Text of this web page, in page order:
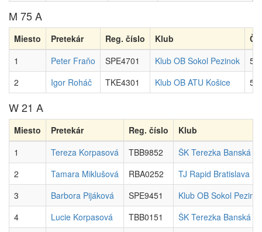
M 75 A
Miesto Pretekár Reg. číslo Klub
1
Peter Fraňo SPE4701 Klub OB Sokol Pezinok
2
Igor Roháč TKE4301 Klub OB ATU Košice
W 21 A
Miesto Pretekár Reg. číslo
Klub
1
Tereza Korpasová TBB9852
ŠK Terezka Banská
2
Tamara Miklušová RBA0252
TJ Rapid Bratislava
3
Barbora Pijáková SPE9451
Klub OB Sokol
4
Lucie Korpasová TBB0151
ŠK Terezka Banská